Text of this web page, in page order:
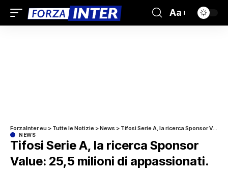
Aa
ForzaInter.eu > Tutte le Notizie >News > Tifosi Serie A, la ricerca Sponsor Value: 25,5 milioni di appassionati. Juve al comando, Inter davanti al Milan
NEWS
Tifosi Serie A, la ricerca Sponsor
Value: 25,5 milioni di appassionati.